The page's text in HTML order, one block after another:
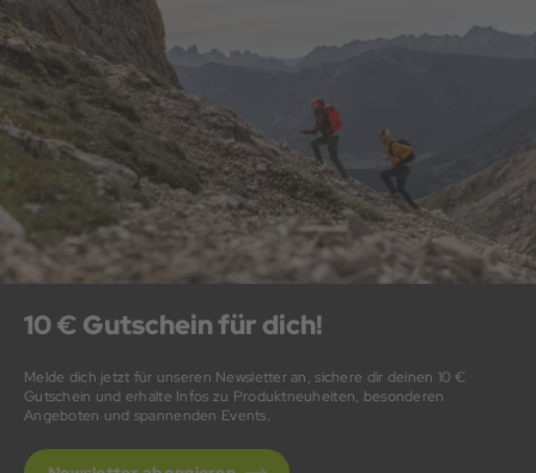
10 € Gutschein für dich!
Melde dich jetzt für unseren Newsletter an, sichere dir deinen 10 €
Gutschein und erhalte Infos zu Produktneuheiten, besonderen
Angeboten und spannenden Events.